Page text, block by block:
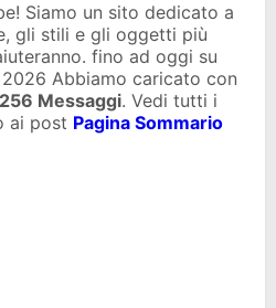
Siamo un sito dedicato a
gli stili e gli oggetti più
fino ad oggi su
Abbiamo caricato con
Messaggi. Vedi tutti i
ai post Pagina Sommario